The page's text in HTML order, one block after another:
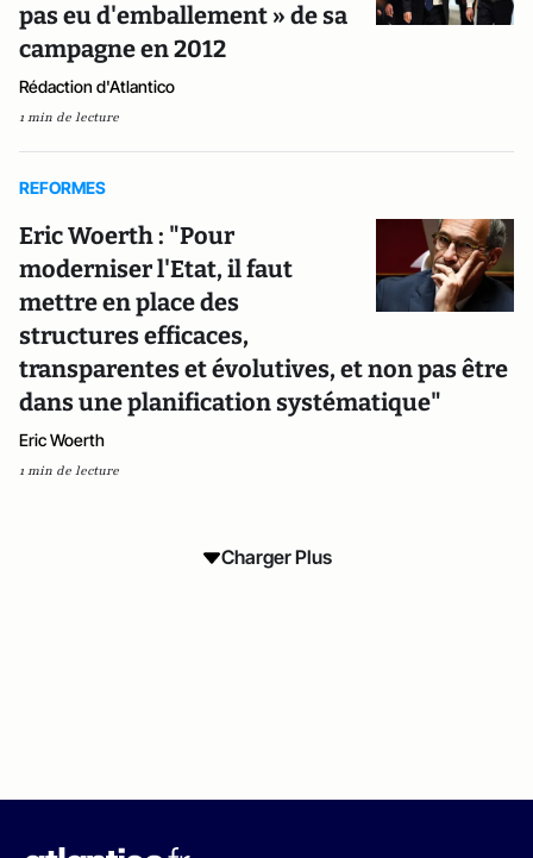
pas eu d'emballement » de sa
campagne en 2012
Rédaction d'Atlantico
1 min de lecture
REFORMES
Eric Woerth : "Pour
moderniser l'Etat, il faut
mettre en place des
structures efficaces,
transparentes et évolutives, et non pas être
dans une planification systématique"
Eric Woerth
1 min de lecture
Charger Plus